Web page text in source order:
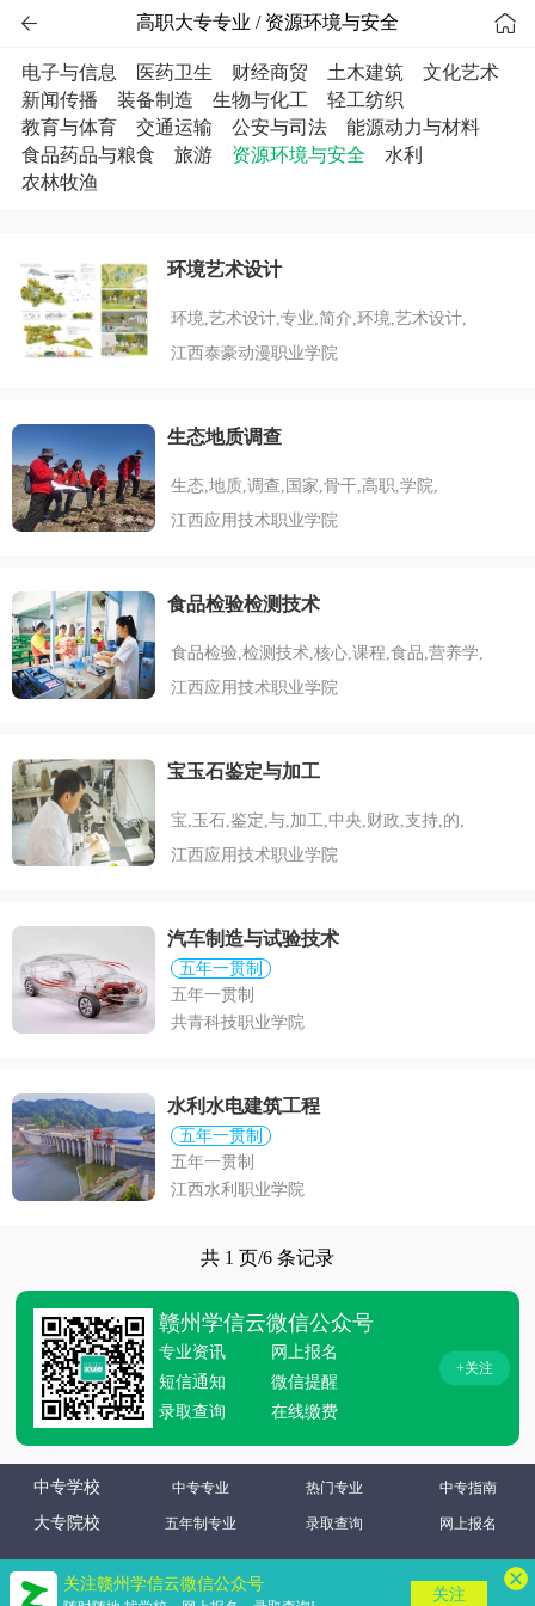
 高职大专专业 / 资源环境与安全 
电子与信息 医药卫生 财经商贸 土木建筑
文化艺术
新闻传播
装备制造 生物与化工
轻工纺织
教育与体育
交通运输 公安与司法
能源动力与材料
食品药品与粮食
旅游 资源环境与安全
水利
农林牧渔
环境艺术设计
环境,艺术设计,专业,简介,环境,艺术设计,
江西泰豪动漫职业学院
生态地质调查
生态,地质,调查,国家,骨干,高职,学院,
江西应用技术职业学院
食品检验检测技术
食品检验,检测技术,核心,课程,食品,营养学,
江西应用技术职业学院
宝玉石鉴定与加工
宝,玉石,鉴定,与,加工,中央,财政,支持,的,
江西应用技术职业学院
汽车制造与试验技术
五年一贯制
五年一贯制
共青科技职业学院
水利水电建筑工程
五年一贯制
五年一贯制
江西水利职业学院
共 1 页/6 条记录
赣州学信云微信公众号
专业资讯
网上报名
短信通知
微信提醒
录取查询
在线缴费
+关注
中专学校 中专专业 热门专业 中专指南
大专院校 五年制专业 录取查询 网上报名
关注赣州学信云微信公众号
关注